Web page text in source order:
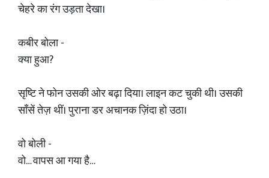
चेहरे का रंग उड़ता देखा।
कबीर बोला -
क्या हुआ?
सृष्टि ने फोन उसकी ओर बढ़ा दिया। लाइन कट चुकी थी। उसकी
साँसें तेज़ थीं। पुराना डर अचानक ज़िंदा हो उठा।
वो बोली -
वो… वापस आ गया है…